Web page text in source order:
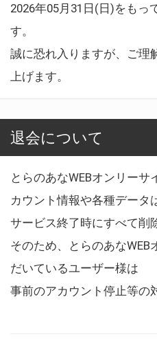
2026年05月31日(日)をもっ
す。
誠に恐れ入りますが、ご理
上げます。
退会について
とらのあなWEBオンリー
カウント情報や各種データ
サービス終了時にすべて削
そのため、とらのあなWEB
だいているユーザー様は
事前のアカウント停止等の